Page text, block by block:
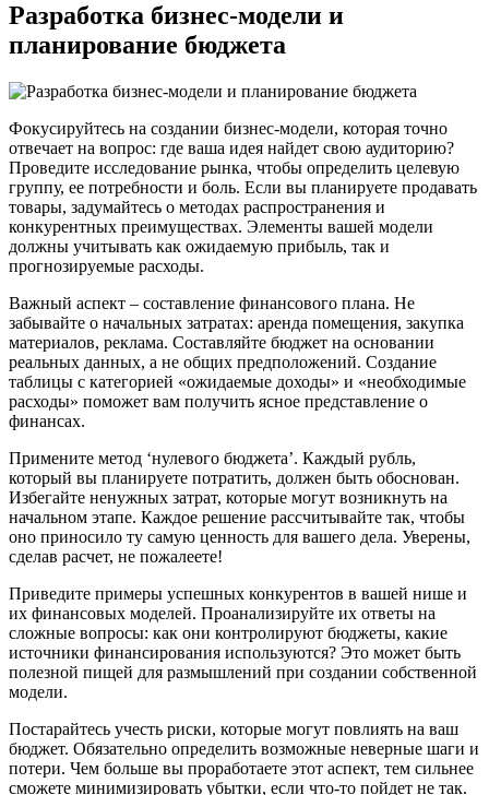
Разработка бизнес-модели и
планирование бюджета
Фокусируйтесь на создании бизнес-модели, которая точно
отвечает на вопрос: где ваша идея найдет свою аудиторию?
Проведите исследование рынка, чтобы определить целевую
группу, ее потребности и боль. Если вы планируете продавать
товары, задумайтесь о методах распространения и
конкурентных преимуществах. Элементы вашей модели
должны учитывать как ожидаемую прибыль, так и
прогнозируемые расходы.
Важный аспект – составление финансового плана. Не
забывайте о начальных затратах: аренда помещения, закупка
материалов, реклама. Составляйте бюджет на основании
реальных данных, а не общих предположений. Создание
таблицы с категорией «ожидаемые доходы» и «необходимые
расходы» поможет вам получить ясное представление о
финансах.
Примените метод ‘нулевого бюджета’. Каждый рубль,
который вы планируете потратить, должен быть обоснован.
Избегайте ненужных затрат, которые могут возникнуть на
начальном этапе. Каждое решение рассчитывайте так, чтобы
оно приносило ту самую ценность для вашего дела. Уверены,
сделав расчет, не пожалеете!
Приведите примеры успешных конкурентов в вашей нише и
их финансовых моделей. Проанализируйте их ответы на
сложные вопросы: как они контролируют бюджеты, какие
источники финансирования используются? Это может быть
полезной пищей для размышлений при создании собственной
модели.
Постарайтесь учесть риски, которые могут повлиять на ваш
бюджет. Обязательно определить возможные неверные шаги и
потери. Чем больше вы проработаете этот аспект, тем сильнее
сможете минимизировать убытки, если что-то пойдет не так.